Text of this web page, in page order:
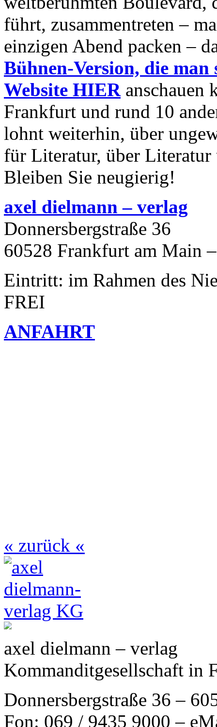
führt, zusammentreten –
einzigen Abend packen –
Bühnen-Version, die man
Website HIERanschauen
Frankfurt und rund 10
lohnt weiterhin, über
für Literatur, über Literatur
Bleiben Sie neugierig!
axel dielmann – verlag
Donnersbergstraße 36
60528 Frankfurt am Main
Eintritt: im Rahmen des
FREI
ANFAHRT
« zurück «
axel dielmann – verlag
Kommanditgesellschaft in
Donnersbergstraße 36 –
Fon: 069 / 9435 9000 –